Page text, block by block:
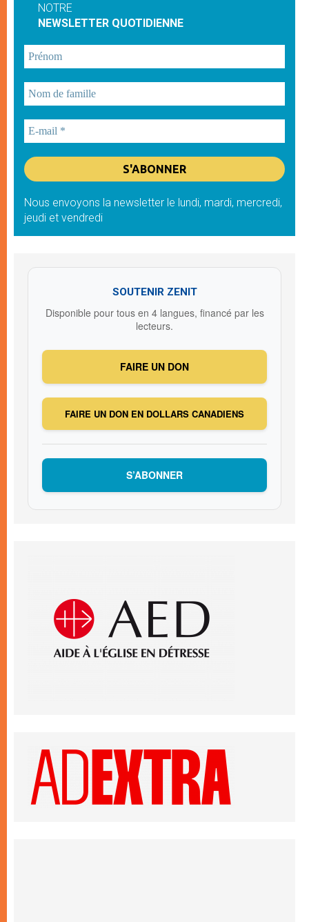
NOTRE
NEWSLETTER QUOTIDIENNE
Nous envoyons la newsletter le lundi, mardi, mercredi,
jeudi et vendredi
SOUTENIR ZENIT
Disponible pour tous en 4 langues, financé par les
lecteurs.
FAIRE UN DON
FAIRE UN DON EN DOLLARS CANADIENS
S’ABONNER